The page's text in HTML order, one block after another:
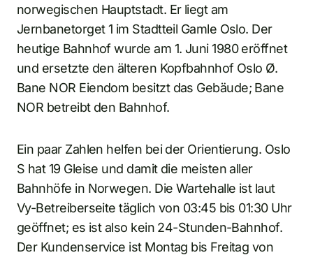
norwegischen Hauptstadt. Er liegt am
Jernbanetorget 1 im Stadtteil Gamle Oslo. Der
heutige Bahnhof wurde am 1. Juni 1980 eröffnet
und ersetzte den älteren Kopfbahnhof Oslo Ø.
Bane NOR Eiendom besitzt das Gebäude; Bane
NOR betreibt den Bahnhof.
Ein paar Zahlen helfen bei der Orientierung. Oslo
S hat 19 Gleise und damit die meisten aller
Bahnhöfe in Norwegen. Die Wartehalle ist laut
Vy-Betreiberseite täglich von 03:45 bis 01:30 Uhr
geöffnet; es ist also kein 24-Stunden-Bahnhof.
Der Kundenservice ist Montag bis Freitag von